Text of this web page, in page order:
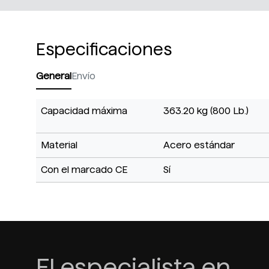
Especificaciones
GeneralEnvío
Capacidad máxima 363.20 kg (800 Lb.)
Material Acero estándar
Con el marcado CE Sí